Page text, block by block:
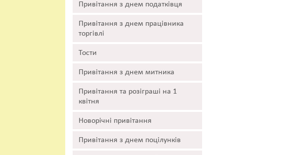
Привітання з днем податківця
Привітання з днем працівника
торгівлі
Тости
Привітання з днем митника
Привітання та розіграші на 1
квітня
Новорічні привітання
Привітання з днем поцілунків